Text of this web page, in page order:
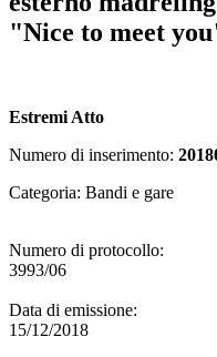
"Nice to meet
Estremi Atto
Numero di inserimento:
Categoria: Bandi e gare
Numero di protocollo:
3993/06
Data di emissione:
15/12/2018